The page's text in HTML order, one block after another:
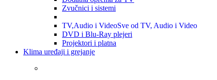
Zvučnici i sistemi
TV,Audio i VideoSve od TV, Audio i Video
DVD i Blu-Ray plejeri
Projektori i platna
Klima uređaji i grejanje